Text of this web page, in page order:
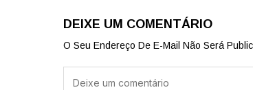
DEIXE UM COMENTÁRIO
O Seu Endereço De E-Mail Não Será